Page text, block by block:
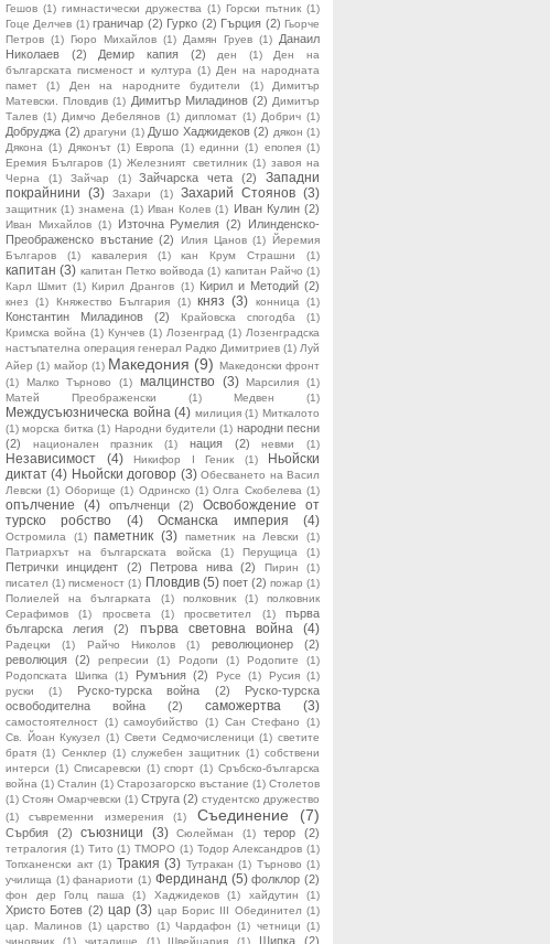
Гешов (1) гимнастически дружества (1) Горски пътник (1)
Гоце Делчев (1) граничар (2) Гурко (2) Гърция (2) Гьорче
Петров (1) Гюро Михайлов (1) Дамян Груев (1)
Данаил
Николаев
(2) Демир капия (2) ден (1)
Ден на
българската писменост и култура (1) Ден на народната
памет
(1) Ден на народните будители (1)
Димитър
Матевски. Пловдив (1) Димитър Миладинов (2) Димитър
Талев (1) Димчо Дебелянов (1) дипломат (1) Добрич (1)
Добруджа (2) драгуни (1) Душо Хаджидеков (2) дякон (1)
Дякона (1) Дяконът (1) Европа (1) единни (1) епопея (1)
Еремия Българов (1) Железният светилник (1) завоя на
Черна
(1) Зайчар (1) Зайчарска чета (2)
Западни
покрайнини (3) Захари (1) Захарий Стоянов (3)
защитник (1) знамена (1) Иван Колев (1) Иван Кулин (2)
Иван Михайлов (1) Източна Румелия (2)
Илинденско-
Преображенско въстание (2) Илия Цанов (1) Йеремия
Българов
(1) кавалерия (1) кан Крум Страшни (1)
капитан (3) капитан Петко войвода (1) капитан Райчо (1)
Карл Шмит (1) Кирил Дрангов (1) Кирил и Методий (2)
кнез (1) Княжество България (1) княз (3) конница (1)
Константин Миладинов (2) Крайовска спогодба
(1)
Кримска война (1) Кунчев (1) Лозенград (1) Лозенградска
настъпателна операция генерал Радко Димитриев (1) Луй
Айер (1) майор (1) Македония (9) Македонски фронт
(1)
Малко Търново (1) малцинство (3) Марсилия
(1)
Матей Преображенски
(1) Медвен (1)
Междусъюзническа война (4) милиция (1) Миткалото
(1) морска битка (1) Народни будители (1) народни песни
(2)
национален празник (1) нация (2) невми (1)
Независимост (4) Никифор I Геник (1)
Ньойски
диктат (4) Ньойски договор (3) Обесването на Васил
Левски (1) Оборище (1) Одринско (1) Олга Скобелева (1)
опълчение (4) опълченци (2)
Освобождение от
турско робство
(4) Османска империя (4)
Остромила (1) паметник (3) паметник на Левски
(1)
Патриархът на българската войска
(1) Перущица (1)
Петрички инцидент (2) Петрова нива (2) Пирин
(1)
писател (1) писменост (1) Пловдив (5) поет (2) пожар (1)
Полиелей на българката
(1) полковник (1)
полковник
Серафимов
(1) просвета (1) просветител (1)
първа
българска легия
(2) първа световна война (4)
Радецки (1) Райчо Николов (1) революционер
(2)
революция (2) репресии (1) Родопи (1) Родопите
(1)
Родопската Шипка
(1) Румъния (2) Русе (1) Русия (1)
руски
(1) Руско-турска война (2)
Руско-турска
освободителна война
(2) саможертва (3)
самостоятелност (1) самоубийство (1) Сан Стефано
(1)
Св. Йоан Кукузел (1) Свети Седмочисленици (1) светите
братя (1) Сенклер (1) служебен защитник (1) собствени
интерси (1) Списаревски (1) спорт (1) Сръбско-българска
война (1) Сталин (1) Старозагорско въстание (1) Столетов
(1) Стоян Омарчевски (1) Струга (2) студентско дружество
(1)
съвременни измерения (1) Съединение (7)
Сърбия (2) съюзници (3) Сюлейман (1) терор (2)
тетралогия (1) Тито (1) ТМОРО (1) Тодор Александров (1)
Топханенски акт (1) Тракия (3) Тутракан (1) Търново (1)
училища (1) фанариоти (1) Фердинанд (5) фолклор (2)
фон дер Голц паша (1) Хаджидеков (1) хайдутин (1)
Христо Ботев (2) цар (3) цар Борис III Обединител (1)
цар. Малинов (1) царство (1) Чардафон (1) четници (1)
чиновник
(1) читалище (1) Швейцария (1) Шипка (2)